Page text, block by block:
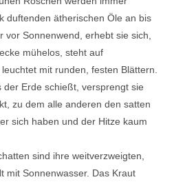
duftenden ätherischen Öle an bis
vor Sonnenwend, erhebt sie sich,
mühelos, steht auf
mit runden, festen Blättern.
Erde schießt, versprengt sie
zu dem alle anderen den satten
sich haben und der Hitze kaum
sind ihre weitverzweigten,
mit Sonnenwasser. Das Kraut